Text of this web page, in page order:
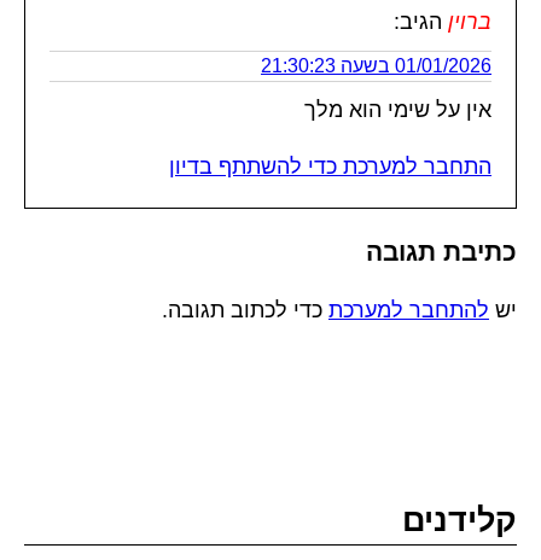
ברוין הגיב:
01/01/2026 בשעה 21:30:23
אין על שימי הוא מלך
התחבר למערכת כדי להשתתף בדיון
כתיבת תגובה
יש להתחבר למערכת כדי לכתוב תגובה.
קלידנים